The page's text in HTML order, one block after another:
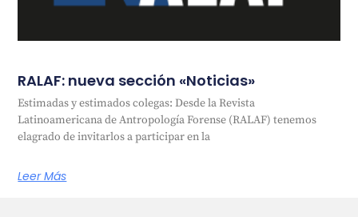
RALAF: nueva sección «Noticias»
Estimadas y estimados colegas: Desde la Revista
Latinoamericana de Antropología Forense (RALAF) tenemos
elagrado de invitarlos a participar en la
Leer Más